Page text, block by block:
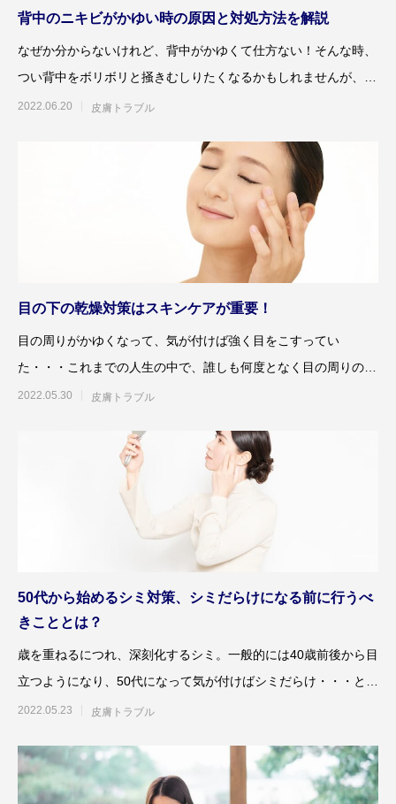
背中のニキビがかゆい時の原因と対処方法を解説
なぜか分からないけれど、背中がかゆくて仕方ない！そんな時、
つい背中をボリボリと掻きむしりたくなるかもしれませんが、そ
れでは症状が悪化するば
2022.06.20 皮膚トラブル
目の下の乾燥対策はスキンケアが重要！
目の周りがかゆくなって、気が付けば強く目をこすってい
た・・・これまでの人生の中で、誰しも何度となく目の周りのか
ゆみを経験されているものと思
2022.05.30 皮膚トラブル
50代から始めるシミ対策、シミだらけになる前に行うべ
きこととは？
歳を重ねるにつれ、深刻化するシミ。一般的には40歳前後から目
立つようになり、50代になって気が付けばシミだらけ・・・とい
うことも。50代
2022.05.23 皮膚トラブル